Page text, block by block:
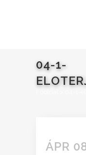
04-1-
ÁPR